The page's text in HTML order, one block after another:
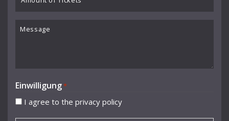
of
Tickets
Message
Einwilligung*
I agree to the privacy policy